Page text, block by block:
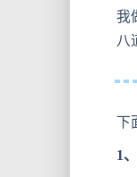
我
八
下
1